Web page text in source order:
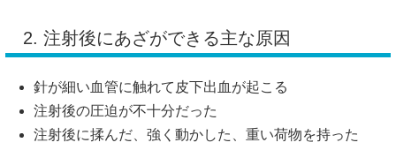
2. 注射後にあざができる主な原因
針が細い血管に触れて皮下出血が起こる
注射後の圧迫が不十分だった
注射後に揉んだ、強く動かした、重い荷物を持った